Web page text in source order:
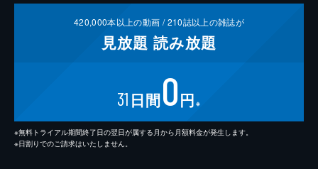
420,000本以上の動画 /210誌以上の雑誌が
見放題 読み放題
31 日間0円 ※
※無料トライアル期間終了日の翌日が属する月から月額料金が発生します。
※日割りでのご請求はいたしません。